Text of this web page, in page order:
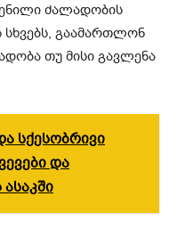
ძალადობის
სხვებს, გაამართლონ
თუ მისი გავლენა
სქესობრივი
და